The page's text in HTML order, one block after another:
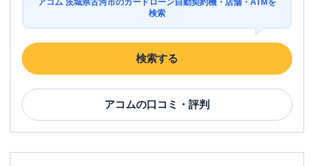
アコム 茨城県古河市のカードローン自動契約機・店舗・ATMを
検索
検索する
アコムの口コミ・評判